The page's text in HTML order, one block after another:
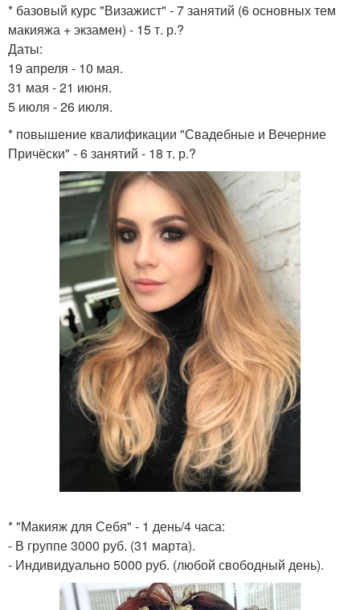
* базовый курс "Визажист" - 7 занятий (6 основных тем
макияжа + экзамен) - 15 т. р.?
Даты:
19 апреля - 10 мая.
31 мая - 21 июня.
5 июля - 26 июля.
* повышение квалификации "Свадебные и Вечерние
Причёски" - 6 занятий - 18 т. р.?
* "Макияж для Себя" - 1 день/4 часа:
- В группе 3000 руб. (31 марта).
- Индивидуально 5000 руб. (любой свободный день).